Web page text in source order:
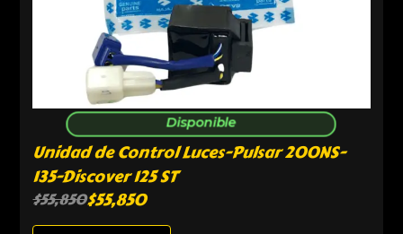
Disponible
Unidad de Control Luces-Pulsar 200NS-
135-Discover 125 ST
$55,850$55,850